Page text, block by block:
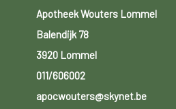
Apotheek Wouters Lommel
Balendijk 78
3920 Lommel
011/606002
apocwouters@skynet.be